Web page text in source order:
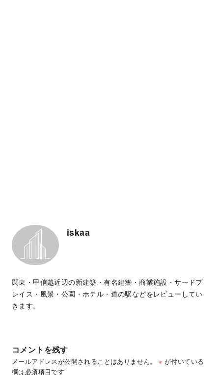
iskaa
関東・甲信越近辺の新建築・有名建築・商業施設・サードプ
レイス・風景・公園・ホテル・道の駅などをレビューしてい
きます。
コメントを残す
メールアドレスが公開されることはありません。 ※ が付いている
欄は必須項目です